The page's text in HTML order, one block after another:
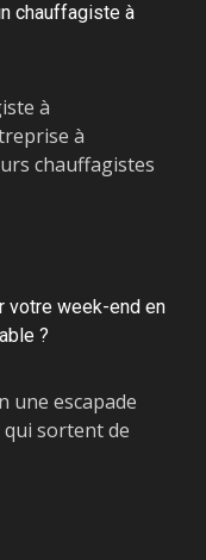
chauffagiste à
à
à
chauffagistes
votre week-end en
?
une escapade
sortent de